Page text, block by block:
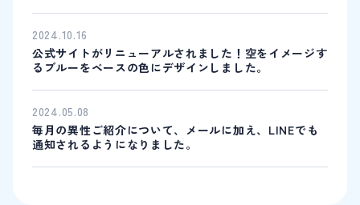
2024.10.16
公式サイトがリニューアルされました！空をイメージす
るブルーをベースの色にデザインしました。
2024.05.08
毎月の異性ご紹介について、メールに加え、LINEでも
通知されるようになりました。